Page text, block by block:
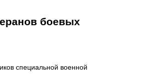
боевых
специальной военной